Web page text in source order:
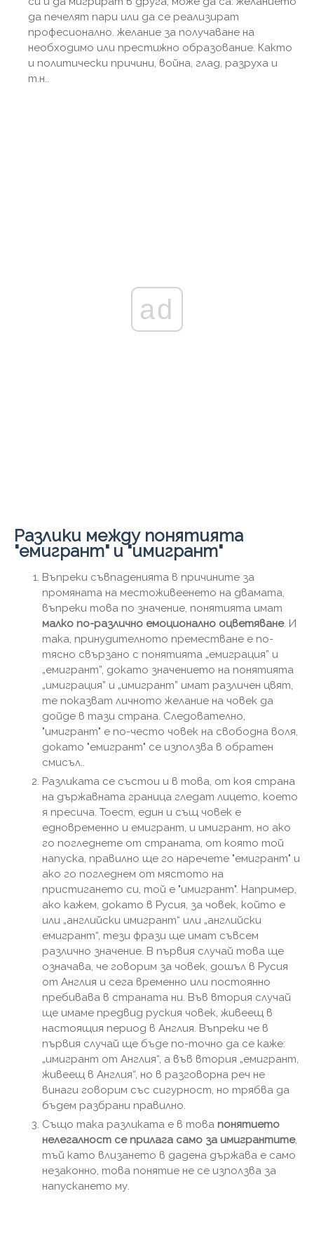
да печелят пари или да се реализират
професионално. желание за получаване на
необходимо или престижно образование. Както
и политически причини, война, глад, разруха и
т.н..
ad
Разлики между понятията
"емигрант" и "имигрант"
Въпреки съвпаденията в причините за
промяната на местоживеенето на двамата,
въпреки това по значение, понятията имат
малко по-различно емоционално оцветяване. И
така, принудителното преместване е по-
тясно свързано с понятията „емиграция” и
„емигрант”, докато значението на понятията
„имиграция” и „имигрант” имат различен цвят,
те показват личното желание на човек да
дойде в тази страна. Следователно,
"имигрант" е по-често човек на свободна воля,
докато "емигрант" се използва в обратен
смисъл..
Разликата се състои и в това, от коя страна
на държавната граница гледат лицето, което
я пресича. Тоест, един и същ човек е
едновременно и емигрант, и имигрант, но ако
го погледнете от страната, от която той
напуска, правилно ще го наречете "емигрант" и
ако го погледнем от мястото на
пристигането си, той е "имигрант". Например,
ако кажем, докато в Русия, за човек, който е
или „английски имигрант“ или „английски
емигрант“, тези фрази ще имат съвсем
различно значение. В първия случай това ще
означава, че говорим за човек, дошъл в Русия
от Англия и сега временно или постоянно
пребивава в страната ни. Във втория случай
ще имаме предвид руския човек, живеещ в
настоящия период в Англия. Въпреки че в
първия случай ще бъде по-точно да се каже:
„имигрант от Англия“, а във втория „емигрант,
живеещ в Англия“, но в разговорна реч не
винаги говорим със сигурност, но трябва да
бъдем разбрани правилно.
Също така разликата е в това понятието
нелегалност се прилага само за имигрантите,
тъй като влизането в дадена държава е само
незаконно, това понятие не се използва за
напускането му.